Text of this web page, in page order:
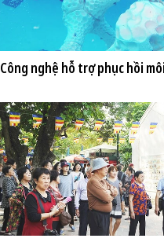
Công nghệ hỗ trợ phục hồi